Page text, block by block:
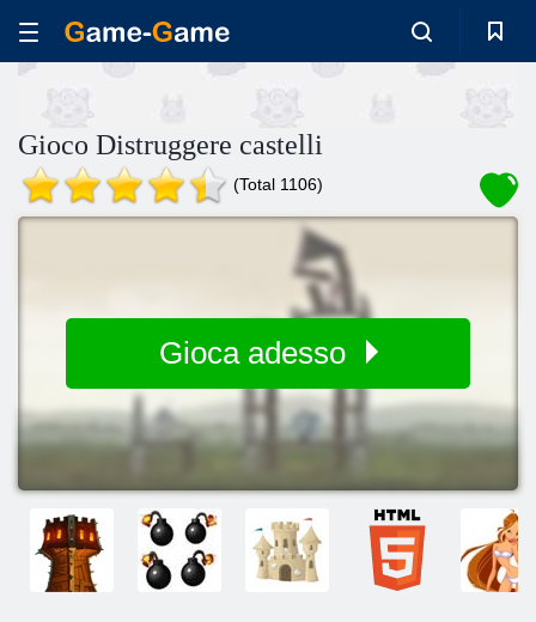
Gioco Distruggere castelli
(Total 1106)
Gioca adesso